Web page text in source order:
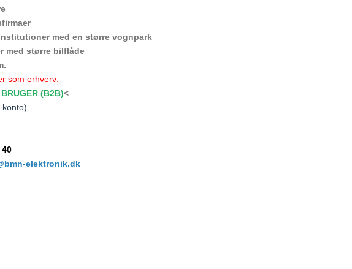
med en større vognpark
med større bilflåde
som erhverv:
(B2B)<
konto)
elektronik.dk